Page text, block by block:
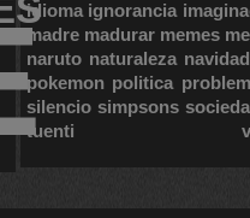
idioma ignorancia
madre madurar memes
naruto naturaleza navidad
pokemon politica
silencio simpsons
tuenti